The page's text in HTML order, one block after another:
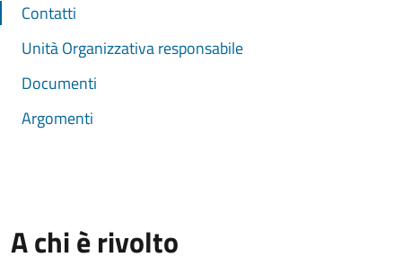
Contatti
Unità Organizzativa responsabile
Documenti
Argomenti
A chi è rivolto